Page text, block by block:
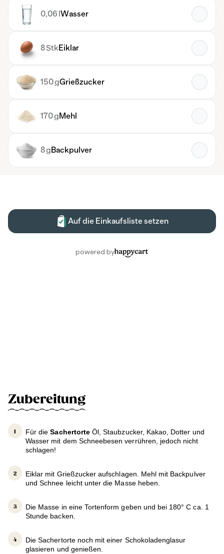
Zubereitung
Für dieSachertorteÖl, Staubzucker, Kakao, Dotter und
Wasser mit dem Schneebesen verrühren, jedoch nicht
schlagen!
Eiklar mit Grießzucker aufschlagen. Mehl mit Backpulver
und Schnee leicht unter die Masse heben.
Die Masse in eine Tortenform geben und bei 180° C ca. 1
Stunde backen.
Die Sachertorte noch mit einer Schokoladenglasur
glasieren und genießen.